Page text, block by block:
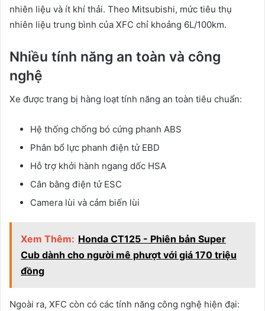
nhiên liệu và ít khí thải. Theo Mitsubishi, mức tiêu thụ
nhiên liệu trung bình của XFC chỉ khoảng 6L/100km.
Nhiều tính năng an toàn và công
nghệ
Xe được trang bị hàng loạt tính năng an toàn tiêu chuẩn:
Hệ thống chống bó cứng phanh ABS
Phân bổ lực phanh điện tử EBD
Hỗ trợ khởi hành ngang dốc HSA
Cân bằng điện tử ESC
Camera lùi và cảm biến lùi
Xem Thêm: Honda CT125 - Phiên bản Super
Cub dành cho người mê phượt với giá 170 triệu
đồng
Ngoài ra, XFC còn có các tính năng công nghệ hiện đại: